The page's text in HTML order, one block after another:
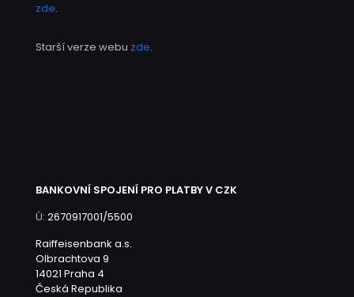
zde.
Starší verze webu zde.
BANKOVNÍ SPOJENÍ PRO PLATBY V CZK
Ú: 2670917001/5500
Raiffeisenbank a.s.
Olbrachtova 9
14021 Praha 4
Česká Republika